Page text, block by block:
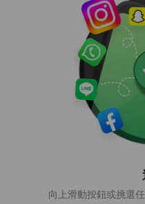
向上滑動按鈕或挑選